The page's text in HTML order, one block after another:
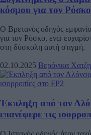
κόσμου για τον
Ο Βρετανός οδηγός
για τον Ρόσκο, ενώ
στη δύσκολη αυτή στιγμή.
02.10.2025 Βερόνικα
Έκπληξη από τον
επανέφερε τις